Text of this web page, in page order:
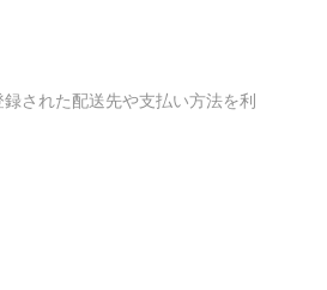
された配送先や支払い方法を利